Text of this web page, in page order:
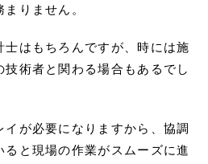
りません。
はもちろんですが、時には施
術者と関わる場合もあるでし
が必要になりますから、協調
と現場の作業がスムーズに進